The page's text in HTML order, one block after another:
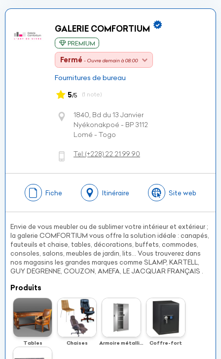
GALERIE COMFORTIUM
PREMIUM
Fermé - Ouvre demain à 08:00
Fournitures de bureau
5/5 (1 note)
1840, Bd du 13 Janvier
Nyékonakpoé - BP 3112
Lomé - Togo
Tel:(+228) 22 21 99 90
Fiche Itinéraire Site web
Envie de vous meubler ou de sublimer votre intérieur et extérieur ;
la galerie COMFORTIUM vous offre la solution idéale : canapés,
fauteuils et chaise, tables, décorations, buffets, commodes,
consoles, salons, meubles de jardin, lits… Vous trouverez dans
nos magasins les grandes marques comme SLAMP, KARTELL,
GUY DEGRENNE, COUZON, AMEFA, LE JACQUAR FRANÇAIS .
Produits
Tables Chaises Armoire métallique Coffre-fort